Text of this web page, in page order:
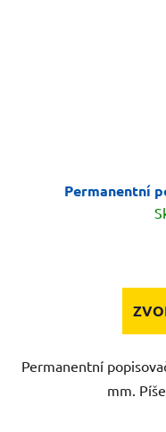
Permanentní
Permanentní
mm.